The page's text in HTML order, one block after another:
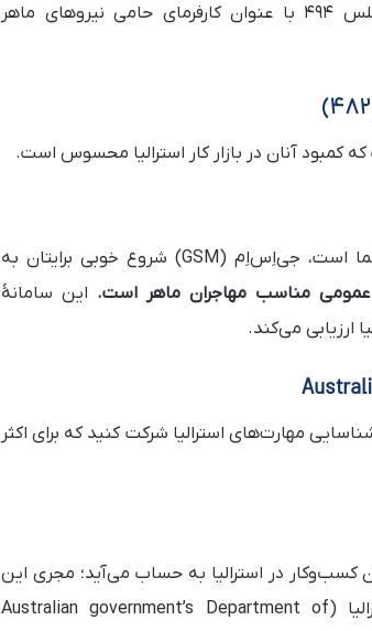
پیشین با نام آر‌اِس‌اِم‌اِس (RSMS) نیز هم‌اکنون ساب‌کلس ۴۹۴ با عنوان کارفرمای حامی نیروهای ماهر
اگر مطمئن نیستید کدام رده‌بندی ویزای کاری مناسب شما است، جی‌اِس‌اِم (GSM) شروع خوبی برایتان به
عمومی مناسب مهاجران ماهر است. این سامانۀ
ارزیابی می‌کند.
مهارت‌های استرالیا شرکت کنید که برای اکثر
کسب‌وکار در استرالیا به حساب می‌آید؛ مجری این
سامانه، دپارتمان مهاجرت و حفاظت مرزی دولت استرالیا (Australian government’s Department of